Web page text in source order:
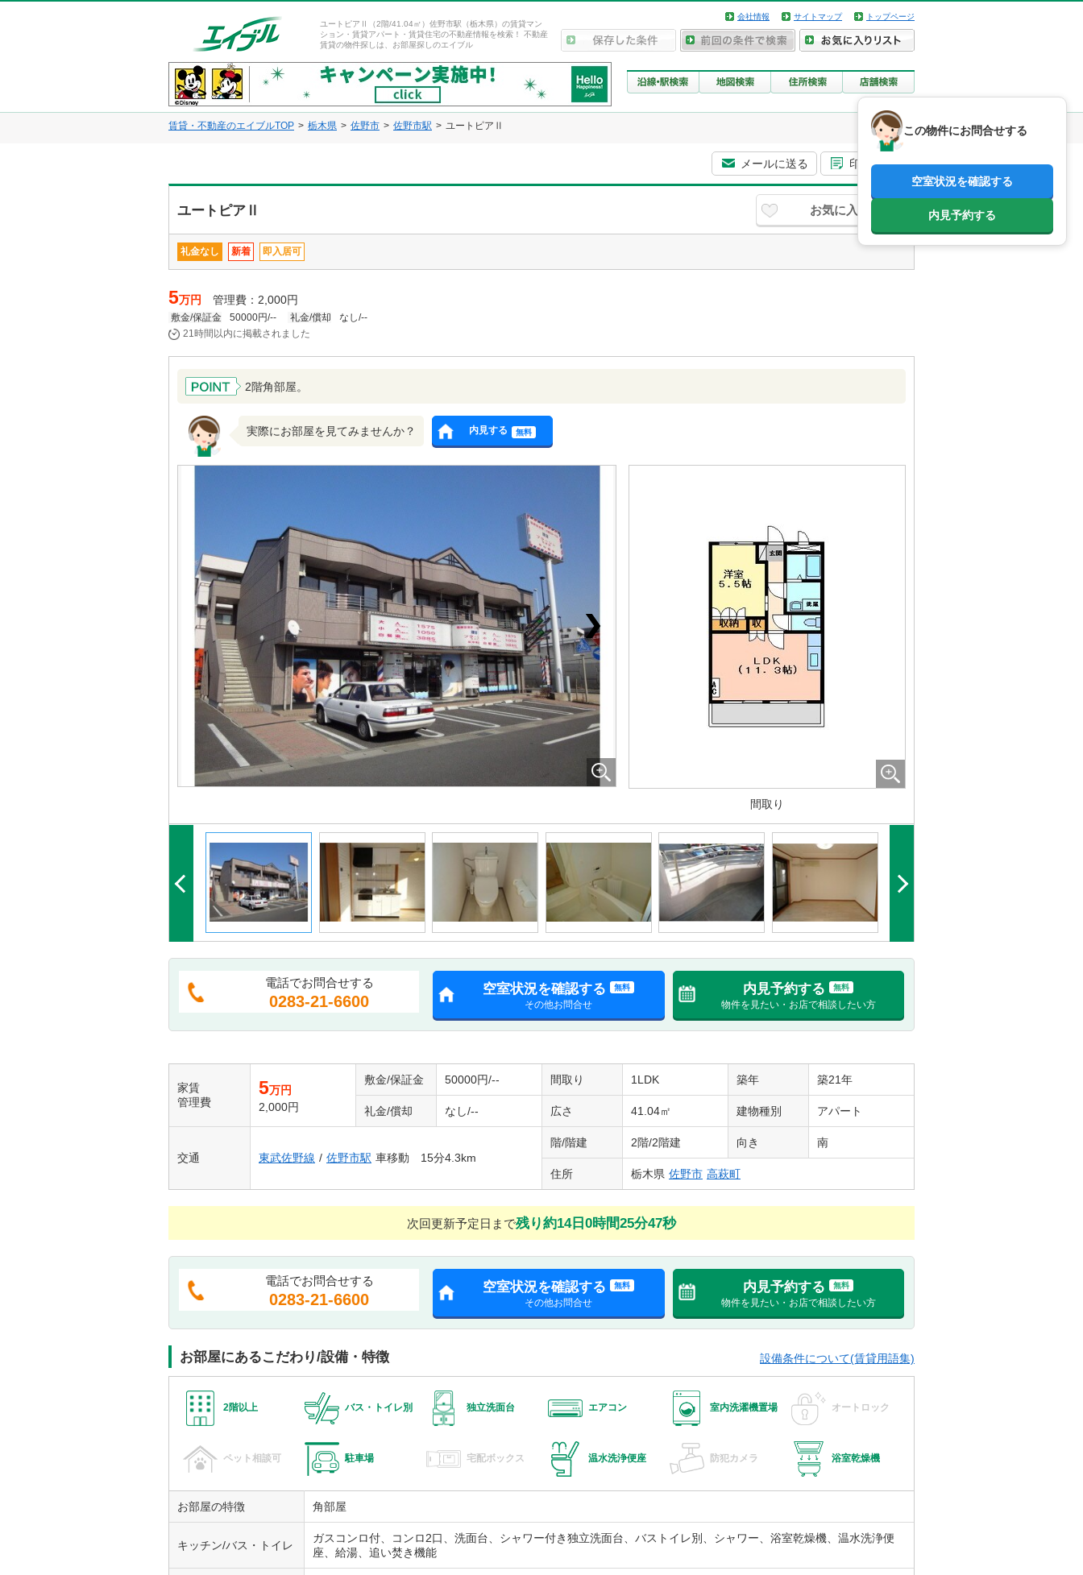
ユートピアⅡ（2階/41.04㎡）佐野市駅（栃木県）の賃貸マン
ション・賃貸アパート・賃貸住宅の不動産情報を検索！ 不動産
賃貸の物件探しは、お部屋探しのエイブル
会社情報 サイトマップ トップページ
賃貸・不動産のエイブルTOP 栃木県 佐野市 佐野市駅 ユートピアⅡ
メールに送る 印刷用画面
ユートピアⅡ お気に入り
礼金なし 新着 即入居可
5万円 管理費：2,000円
敷金/保証金 50000円/-- 礼金/償却
なし/--
21時間以内に掲載されました
2階角部屋。
実際にお部屋を見てみませんか？ 内見する 無料
間取り
電話でお問合せする
0283-21-6600
空室状況を確認する 無料
その他お問合せ
内見予約する 無料
物件を見たい・お店で相談したい方
家賃
管理費
5万円
2,000円
敷金/保証金 50000円/-- 間取り 1LDK 築年 築21年
礼金/償却 なし/-- 広さ 41.04㎡ 建物種別 アパート
交通 東武佐野線 / 佐野市駅 車移動 15分4.3km
階/階建 2階/2階建 向き 南
住所 栃木県 佐野市 高萩町
次回更新予定日まで残り約14日0時間25分46秒
電話でお問合せする
0283-21-6600
空室状況を確認する 無料
その他お問合せ
内見予約する 無料
物件を見たい・お店で相談したい方
お部屋にあるこだわり/設備・特徴 設備条件について(賃貸用語集)
2階以上 バス・トイレ別 独立洗面台 エアコン 室内洗濯機置場 オートロック
ペット相談可 駐車場 宅配ボックス 温水洗浄便座 防犯カメラ 浴室乾燥機
お部屋の特徴 角部屋
キッチン/バス・トイレ
ガスコンロ付、コンロ2口、洗面台、シャワー付き独立洗面台、バストイレ別、シャワー、浴室乾燥機、温水洗浄便
座、給湯、追い焚き機能
この物件にお問合せする
空室状況を確認する
内見予約する